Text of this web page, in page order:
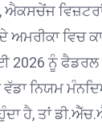
ਅਮਰੀਕਾ ਵਿਚ
2026 ਨੂੰ
ਵੱਡਾ ਨਿਯਮ
ਹੈ, ਤਾਂ